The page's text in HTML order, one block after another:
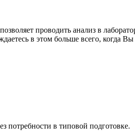
проводить анализ в
в этом больше всего, когда
потребности в типовой подготовке.